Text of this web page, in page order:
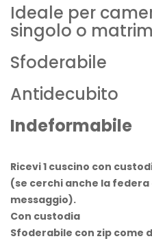
Ideale per
singolo o
Sfoderabile
Antidecubito
Indeformabile
Ricevi 1 cuscino con
(se cerchi anche la
messaggio).
Con custodia
Sfoderabile con zip come